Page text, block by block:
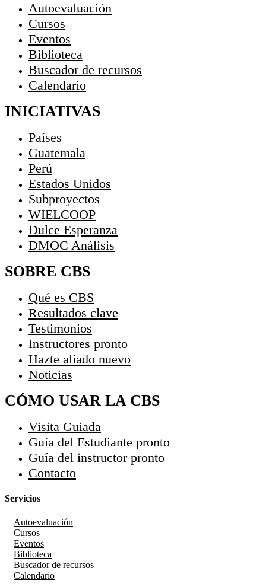
Autoevaluación
Cursos
Eventos
Biblioteca
Buscador de recursos
Calendario
INICIATIVAS
Países
Guatemala
Perú
Estados Unidos
Subproyectos
WIELCOOP
Dulce Esperanza
DMOC Análisis
SOBRE CBS
Qué es CBS
Resultados clave
Testimonios
Instructores pronto
Hazte aliado nuevo
Noticias
CÓMO USAR LA CBS
Visita Guiada
Guía del Estudiante pronto
Guía del instructor pronto
Contacto
Servicios
Autoevaluación
Cursos
Eventos
Biblioteca
Buscador de recursos
Calendario